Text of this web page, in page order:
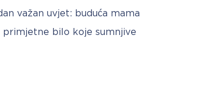
važan uvjet: buduća mama
bilo koje sumnjive